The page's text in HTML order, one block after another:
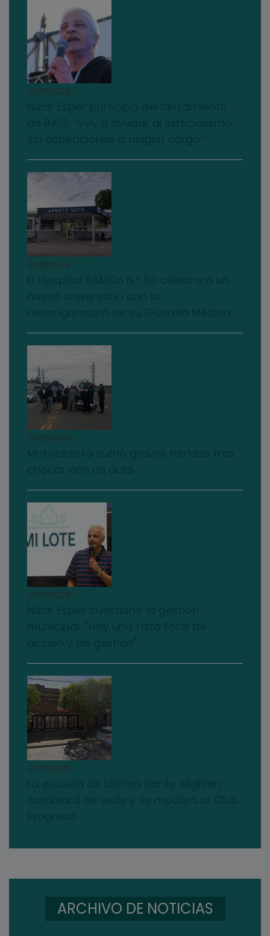
03/08/2026
03/08/2026
04/08/2026
03/08/2026
03/08/2026
ARCHIVO DE NOTICIAS